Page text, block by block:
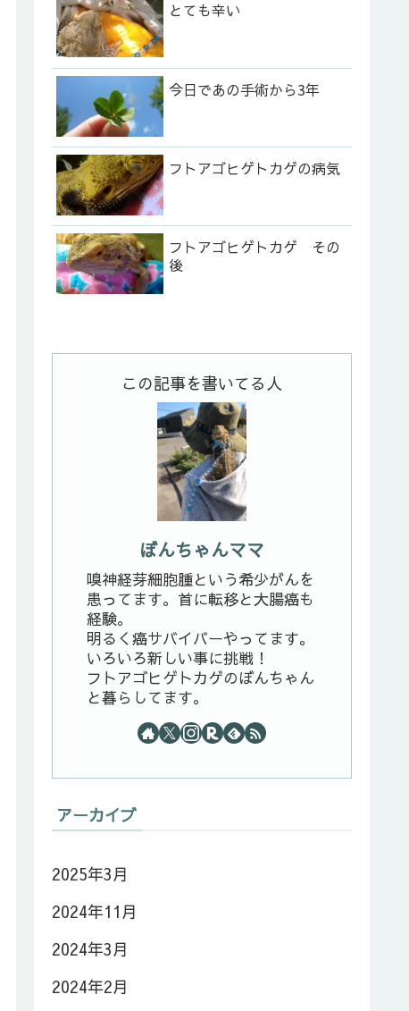
とても辛い
今日であの手術から3年
フトアゴヒゲトカゲの病気
フトアゴヒゲトカゲ その
後
この記事を書いてる人
ぼんちゃんママ
嗅神経芽細胞腫という希少がんを
患ってます。首に転移と大腸癌も
経験。
明るく癌サバイバーやってます。
いろいろ新しい事に挑戦！
フトアゴヒゲトカゲのぼんちゃん
と暮らしてます。
アーカイブ
2025年3月
2024年11月
2024年3月
2024年2月